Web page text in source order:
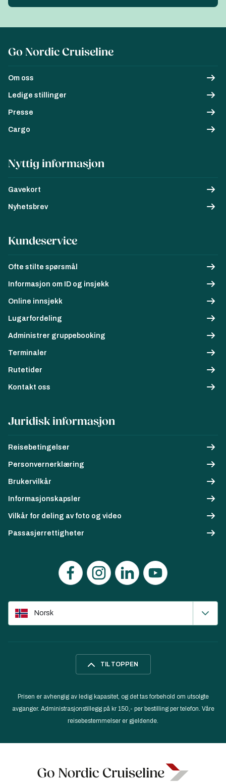
Go Nordic Cruiseline
Om oss
Ledige stillinger
Presse
Cargo
Nyttig informasjon
Gavekort
Nyhetsbrev
Kundeservice
Ofte stilte spørsmål
Informasjon om ID og insjekk
Online innsjekk
Lugarfordeling
Administrer gruppebooking
Terminaler
Rutetider
Kontakt oss
Juridisk informasjon
Reisebetingelser
Personvernerklæring
Brukervilkår
Informasjonskapsler
Vilkår for deling av foto og video
Passasjerrettigheter
Norsk
TIL TOPPEN
Prisen er avhengig av ledig kapasitet, og det tas forbehold om utsolgte
avganger. Administrasjonstillegg på kr 150,- per bestilling per telefon. Våre
reisebestemmelser er gjeldende.